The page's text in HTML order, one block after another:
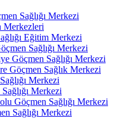
Sağlığı Merkezi
Merkezleri
Eğitim Merkezi
Sağlığı Merkezi
Göçmen Sağlığı Merkezi
Göçmen Sağlık Merkezi
Merkezi
Merkezi
Göçmen Sağlığı Merkezi
Sağlığı Merkezi